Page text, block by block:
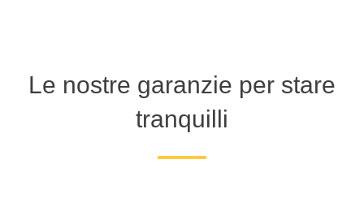
Le nostre garanzie per stare
tranquilli